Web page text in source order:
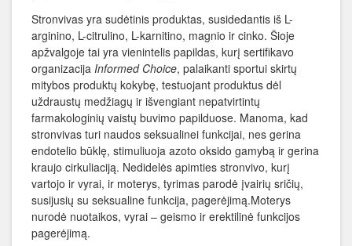
Stronvivas yra sudėtinis produktas, susidedantis iš L-
arginino, L-citrulino, L-karnitino, magnio ir cinko. Šioje
apžvalgoje tai yra vienintelis papildas, kurį sertifikavo
organizacija Informed Choice, palaikanti sportui skirtų
mitybos produktų kokybę, testuojant produktus dėl
uždraustų medžiagų ir išvengiant nepatvirtintų
farmakologinių vaistų buvimo papilduose. Manoma, kad
stronvivas turi naudos seksualinei funkcijai, nes gerina
endotelio būklę, stimuliuoja azoto oksido gamybą ir gerina
kraujo cirkuliaciją. Nedidelės apimties stronvivo, kurį
vartojo ir vyrai, ir moterys, tyrimas parodė įvairių sričių,
susijusių su seksualine funkcija, pagerėjimą.Moterys
nurodė nuotaikos, vyrai – geismo ir erektilinė funkcijos
pagerėjimą.